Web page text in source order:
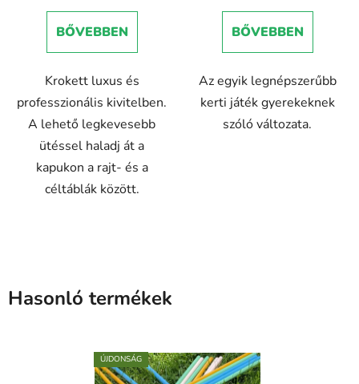
BŐVEBBEN
Krokett luxus és
professzionális kivitelben.
A lehető legkevesebb
ütéssel haladj át a
kapukon a rajt- és a
céltáblák között.
BŐVEBBEN
Az egyik legnépszerűbb
kerti játék gyerekeknek
szóló változata.
Hasonló termékek
ÚJDONSÁG